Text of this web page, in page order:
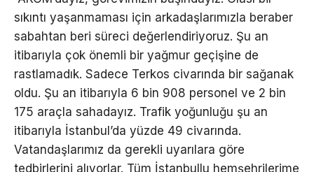
sıkıntı yaşanmaması için arkadaşlarımızla beraber
sabahtan beri süreci değerlendiriyoruz. Şu an
itibarıyla çok önemli bir yağmur geçişine de
rastlamadık. Sadece Terkos civarında bir sağanak
oldu. Şu an itibarıyla 6 bin 908 personel ve 2 bin
175 araçla sahadayız. Trafik yoğunluğu şu an
itibarıyla İstanbul’da yüzde 49 civarında.
Vatandaşlarımız da gerekli uyarılara göre
tedbirlerini alıyorlar. Tüm İstanbullu hemşehrilerime